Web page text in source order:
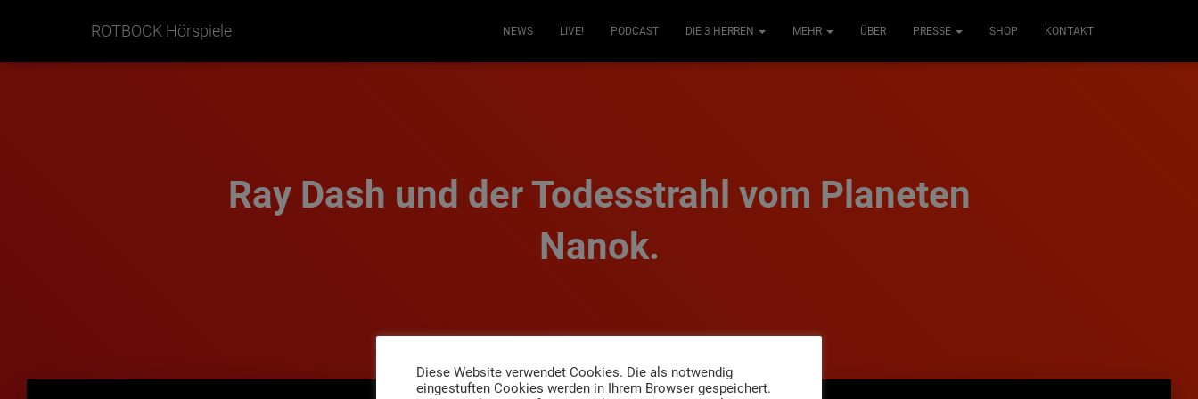
ROTBOCK Hörspiele NEWS LIVE! PODCAST DIE 3 HERREN MEHR ÜBER PRESSE SHOP KONTAKT
Ray Dash und der Todesstrahl vom Planeten
Nanok.
Diese Website verwendet Cookies. Die als notwendig
eingestuften Cookies werden in Ihrem Browser gespeichert.